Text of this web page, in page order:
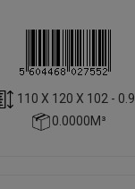
110 X 120 X 102 - 0.9L
0.0000M³